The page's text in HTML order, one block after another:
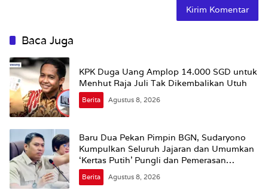
Baca Juga
KPK Duga Uang Amplop 14.000 SGD untuk
Menhut Raja Juli Tak Dikembalikan Utuh
Berita Agustus 8, 2026
Baru Dua Pekan Pimpin BGN, Sudaryono
Kumpulkan Seluruh Jajaran dan Umumkan
‘Kertas Putih’ Pungli dan Pemerasan
Supplier harus Berhenti Sekarang
Berita Agustus 8, 2026